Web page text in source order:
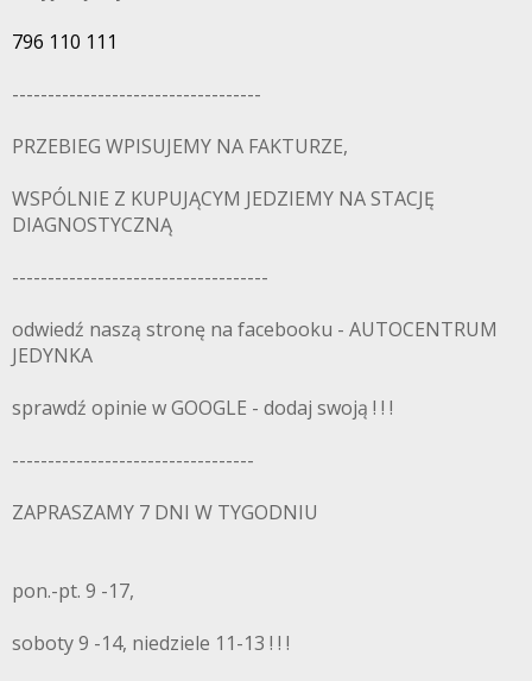
796 110 111
-----------------------------------
PRZEBIEG WPISUJEMY NA FAKTURZE,
WSPÓLNIE Z KUPUJĄCYM JEDZIEMY NA STACJĘ
DIAGNOSTYCZNĄ
------------------------------------
odwiedź naszą stronę na facebooku - AUTOCENTRUM
JEDYNKA
sprawdź opinie w GOOGLE - dodaj swoją ! ! !
----------------------------------
ZAPRASZAMY 7 DNI W TYGODNIU
pon.-pt. 9 -17,
soboty 9 -14, niedziele 11-13 ! ! !